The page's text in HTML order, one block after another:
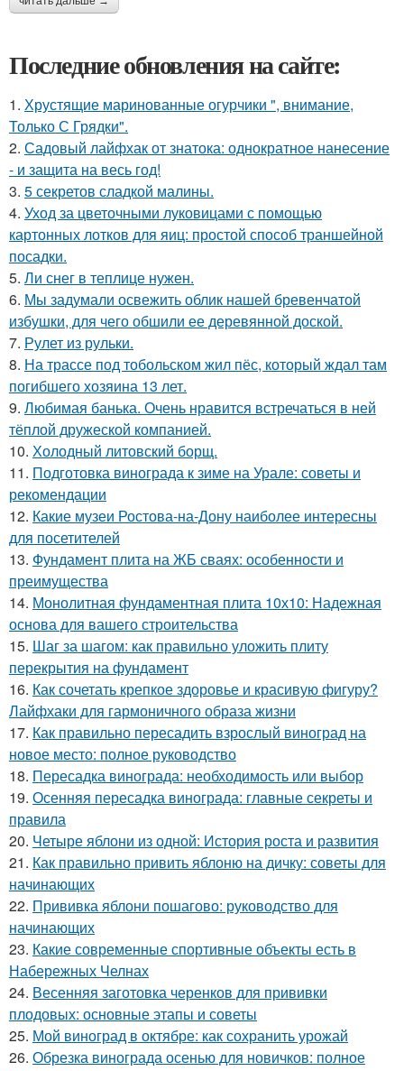
Последние обновления на сайте:
1. Хрустящие маринованные огурчики ", внимание,
Только С Грядки".
2. Садовый лайфхак от знатока: однократное нанесение
- и защита на весь год!
3. 5 секретов сладкой малины.
4. Уход за цветочными луковицами с помощью
картонных лотков для яиц: простой способ траншейной
посадки.
5. Ли снег в теплице нужен.
6. Мы задумали освежить облик нашей бревенчатой
избушки, для чего обшили ее деревянной доской.
7. Рулет из рульки.
8. На трассе под тобольском жил пёс, который ждал там
погибшего хозяина 13 лет.
9. Любимая банька. Очень нравится встречаться в ней
тёплой дружеской компанией.
10. Холодный литовский борщ.
11. Подготовка винограда к зиме на Урале: советы и
рекомендации
12. Какие музеи Ростова-на-Дону наиболее интересны
для посетителей
13. Фундамент плита на ЖБ сваях: особенности и
преимущества
14. Монолитная фундаментная плита 10х10: Надежная
основа для вашего строительства
15. Шаг за шагом: как правильно уложить плиту
перекрытия на фундамент
16. Как сочетать крепкое здоровье и красивую фигуру?
Лайфхаки для гармоничного образа жизни
17. Как правильно пересадить взрослый виноград на
новое место: полное руководство
18. Пересадка винограда: необходимость или выбор
19. Осенняя пересадка винограда: главные секреты и
правила
20. Четыре яблони из одной: История роста и развития
21. Как правильно привить яблоню на дичку: советы для
начинающих
22. Прививка яблони пошагово: руководство для
начинающих
23. Какие современные спортивные объекты есть в
Набережных Челнах
24. Весенняя заготовка черенков для прививки
плодовых: основные этапы и советы
25. Мой виноград в октябре: как сохранить урожай
26. Обрезка винограда осенью для новичков: полное